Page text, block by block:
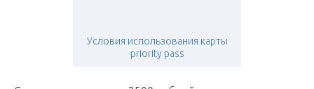
Условия использования карты
priority pass